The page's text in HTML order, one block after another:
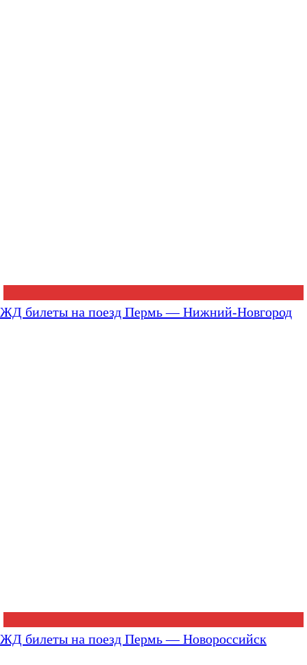
ЖД билеты на поезд Пермь — Нижний-Новгород
ЖД билеты на поезд Пермь — Новороссийск